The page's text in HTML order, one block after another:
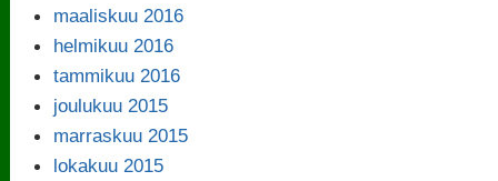
maaliskuu 2016
helmikuu 2016
tammikuu 2016
joulukuu 2015
marraskuu 2015
lokakuu 2015